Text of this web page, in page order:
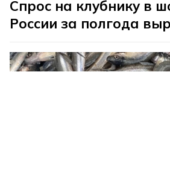
Спрос на клубнику в
России за полгода